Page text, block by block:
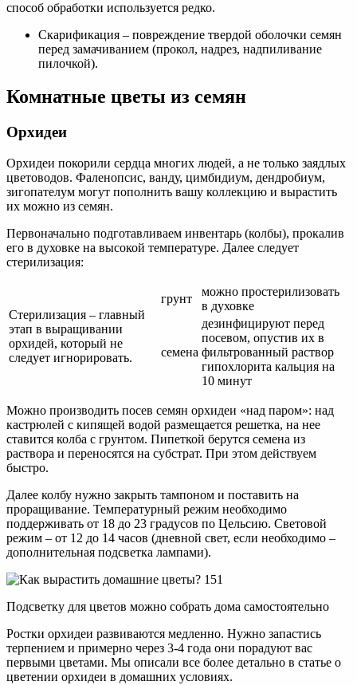
способ обработки используется редко.
Скарификация – повреждение твердой оболочки семян
перед замачиванием (прокол, надрез, надпиливание
пилочкой).
Комнатные цветы из семян
Орхидеи
Орхидеи покорили сердца многих людей, а не только заядлых
цветоводов. Фаленопсис, ванду, цимбидиум, дендробиум,
зигопателум могут пополнить вашу коллекцию и вырастить
их можно из семян.
Первоначально подготавливаем инвентарь (колбы), прокалив
его в духовке на высокой температуре. Далее следует
стерилизация:
Стерилизация – главный
этап в выращивании
орхидей, который не
следует игнорировать.
грунт
можно простерилизовать
в духовке
семена
дезинфицируют перед
посевом, опустив их в
фильтрованный раствор
гипохлорита кальция на
10 минут
Можно производить посев семян орхидеи «над паром»: над
кастрюлей с кипящей водой размещается решетка, на нее
ставится колба с грунтом. Пипеткой берутся семена из
раствора и переносятся на субстрат. При этом действуем
быстро.
Далее колбу нужно закрыть тампоном и поставить на
проращивание. Температурный режим необходимо
поддерживать от 18 до 23 градусов по Цельсию. Световой
режим – от 12 до 14 часов (дневной свет, если необходимо –
дополнительная подсветка лампами).
Подсветку для цветов можно собрать дома самостоятельно
Ростки орхидеи развиваются медленно. Нужно запастись
терпением и примерно через 3-4 года они порадуют вас
первыми цветами. Мы описали все более детально в статье о
цветении орхидеи в домашних условиях.